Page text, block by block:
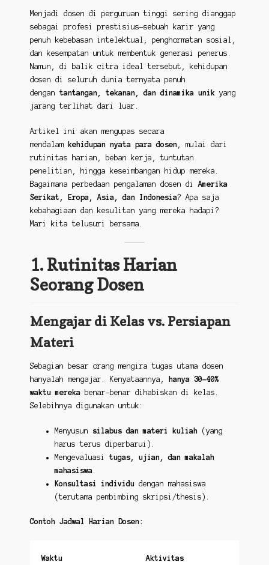
Menjadi dosen di perguruan tinggi sering dianggap
sebagai profesi prestisius—sebuah karir yang
penuh kebebasan intelektual, penghormatan sosial,
dan kesempatan untuk membentuk generasi penerus.
Namun, di balik citra ideal tersebut, kehidupan
dosen di seluruh dunia ternyata penuh
dengan tantangan, tekanan, dan dinamika unikyang
jarang terlihat dari luar.
Artikel ini akan mengupas secara
mendalam
kehidupan nyata para dosen, mulai dari
rutinitas harian, beban kerja, tuntutan
penelitian, hingga keseimbangan hidup mereka.
Bagaimana perbedaan pengalaman dosen di Amerika
Serikat, Eropa, Asia, dan Indonesia? Apa saja
kebahagiaan dan kesulitan yang mereka hadapi?
Mari kita telusuri bersama.
1. Rutinitas Harian
Seorang Dosen
Mengajar di Kelas vs. Persiapan
Materi
Sebagian besar orang mengira tugas utama dosen
hanyalah mengajar. Kenyataannya,
hanya 30-40%
waktu merekabenar-benar dihabiskan di kelas.
Selebihnya digunakan untuk:
Menyusun silabus dan materi kuliah(yang
harus terus diperbarui).
Mengevaluasi tugas, ujian, dan makalah
mahasiswa.
Konsultasi individudengan mahasiswa
(terutama pembimbing skripsi/thesis).
Contoh Jadwal Harian Dosen:
Waktu Aktivitas